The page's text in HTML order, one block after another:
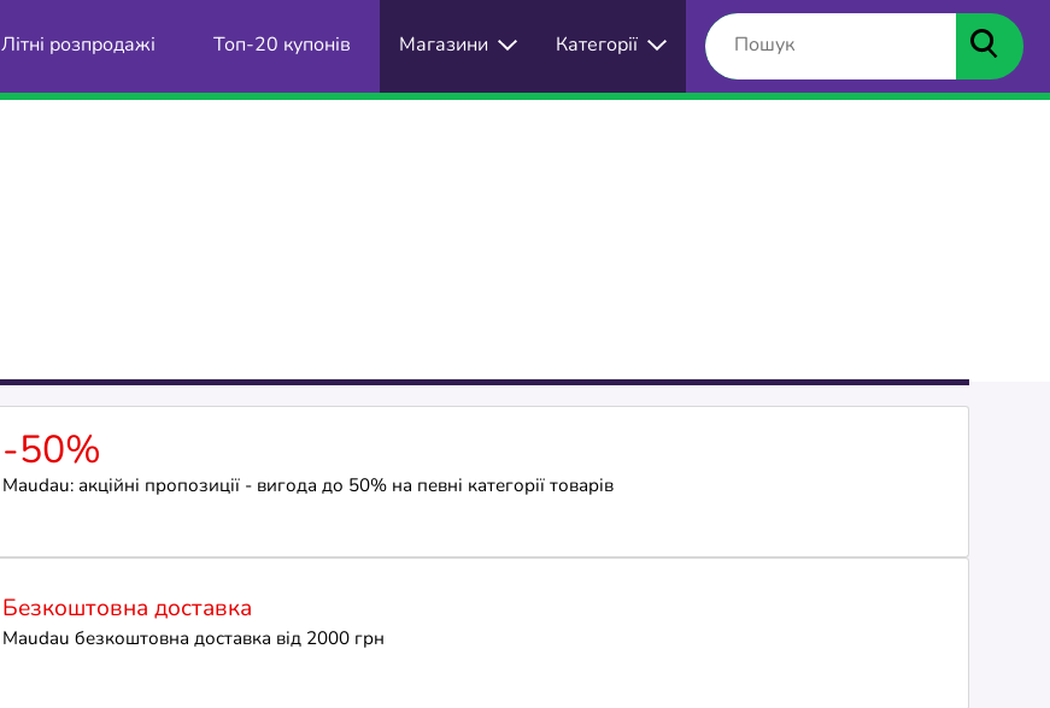
Літні розпродажі Топ-20 купонів Магазини Категорії
-50%
Maudau: акційні пропозиції - вигода до 50% на певні категорії товарів
Безкоштовна доставка
Maudau безкоштовна доставка від 2000 грн